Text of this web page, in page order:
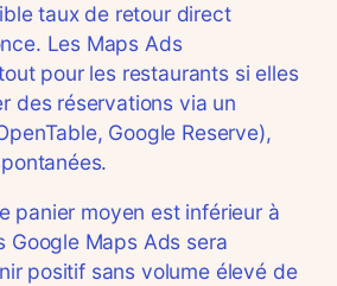
taux de retour direct
Les Maps Ads
pour les restaurants si elles
des réservations via un
Google Reserve),
panier moyen est inférieur à
Google Maps Ads sera
positif sans volume élevé de